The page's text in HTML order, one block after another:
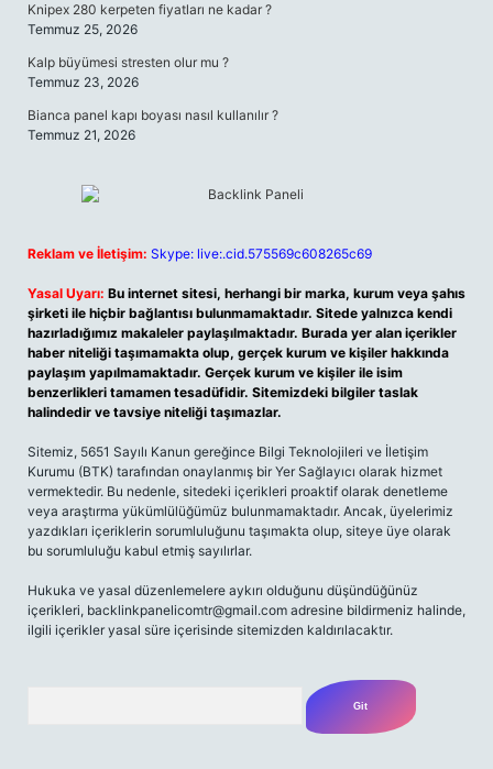
Knipex 280 kerpeten fiyatları ne kadar ?
Temmuz 25, 2026
Kalp büyümesi stresten olur mu ?
Temmuz 23, 2026
Bianca panel kapı boyası nasıl kullanılır ?
Temmuz 21, 2026
Reklam ve İletişim: Skype: live:.cid.575569c608265c69
Yasal Uyarı: Bu internet sitesi, herhangi bir marka, kurum veya şahıs
şirketi ile hiçbir bağlantısı bulunmamaktadır. Sitede yalnızca kendi
hazırladığımız makaleler paylaşılmaktadır. Burada yer alan içerikler
haber niteliği taşımamakta olup, gerçek kurum ve kişiler hakkında
paylaşım yapılmamaktadır. Gerçek kurum ve kişiler ile isim
benzerlikleri tamamen tesadüfidir. Sitemizdeki bilgiler taslak
halindedir ve tavsiye niteliği taşımazlar.
Sitemiz, 5651 Sayılı Kanun gereğince Bilgi Teknolojileri ve İletişim
Kurumu (BTK) tarafından onaylanmış bir Yer Sağlayıcı olarak hizmet
vermektedir. Bu nedenle, sitedeki içerikleri proaktif olarak denetleme
veya araştırma yükümlülüğümüz bulunmamaktadır. Ancak, üyelerimiz
yazdıkları içeriklerin sorumluluğunu taşımakta olup, siteye üye olarak
bu sorumluluğu kabul etmiş sayılırlar.
Hukuka ve yasal düzenlemelere aykırı olduğunu düşündüğünüz
içerikleri, backlinkpanelicomtr@gmail.com adresine bildirmeniz halinde,
ilgili içerikler yasal süre içerisinde sitemizden kaldırılacaktır.